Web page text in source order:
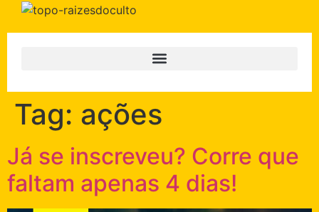
Tag: ações
Já se inscreveu? Corre que
faltam apenas 4 dias!